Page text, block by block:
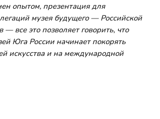
опытом, презентация для
музея будущего — Российской
— все это позволяет говорить, что
Юга России начинает покорять
искусства и на международной